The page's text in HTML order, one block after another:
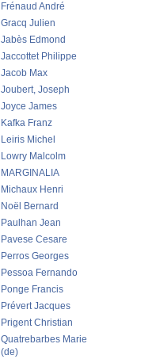
Frénaud André
Gracq Julien
Jabès Edmond
Jaccottet Philippe
Jacob Max
Joubert, Joseph
Joyce James
Kafka Franz
Leiris Michel
Lowry Malcolm
MARGINALIA
Michaux Henri
Noël Bernard
Paulhan Jean
Pavese Cesare
Perros Georges
Pessoa Fernando
Ponge Francis
Prévert Jacques
Prigent Christian
Quatrebarbes Marie
(de)